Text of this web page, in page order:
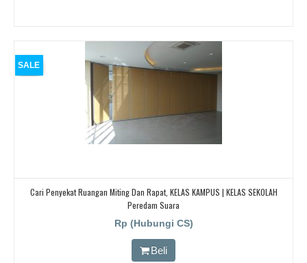
SALE
Cari Penyekat Ruangan Miting Dan Rapat, KELAS KAMPUS | KELAS SEKOLAH
Peredam Suara
Rp (Hubungi CS)
Beli